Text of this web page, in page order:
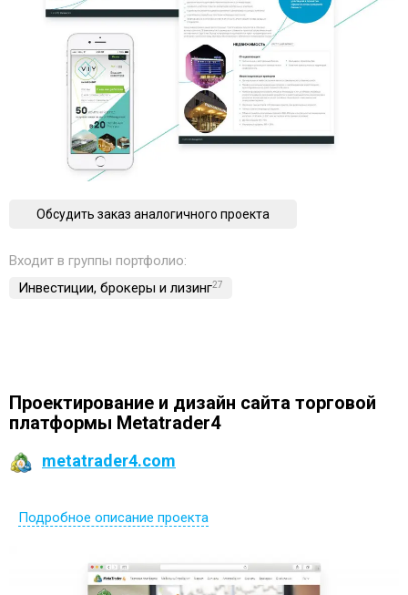
Обсудить заказ аналогичного проекта
Входит в группы портфолио:
Инвестиции, брокеры и лизинг27
Проектирование и дизайн сайта торговой
платформы Metatrader4
metatrader4.com
Подробное описание проекта